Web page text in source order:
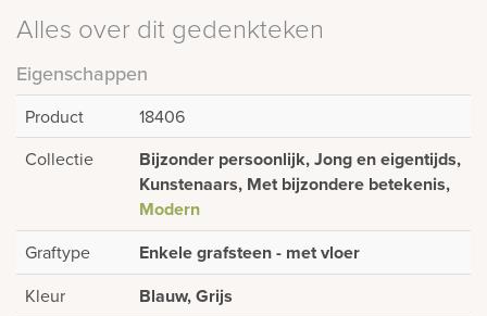
Alles over dit gedenkteken
Eigenschappen
Product
18406
Collectie
Bijzonder persoonlijk, Jong en eigentijds,
Kunstenaars, Met bijzondere betekenis,
Modern
Graftype Enkele grafsteen - met vloer
Kleur Blauw, Grijs